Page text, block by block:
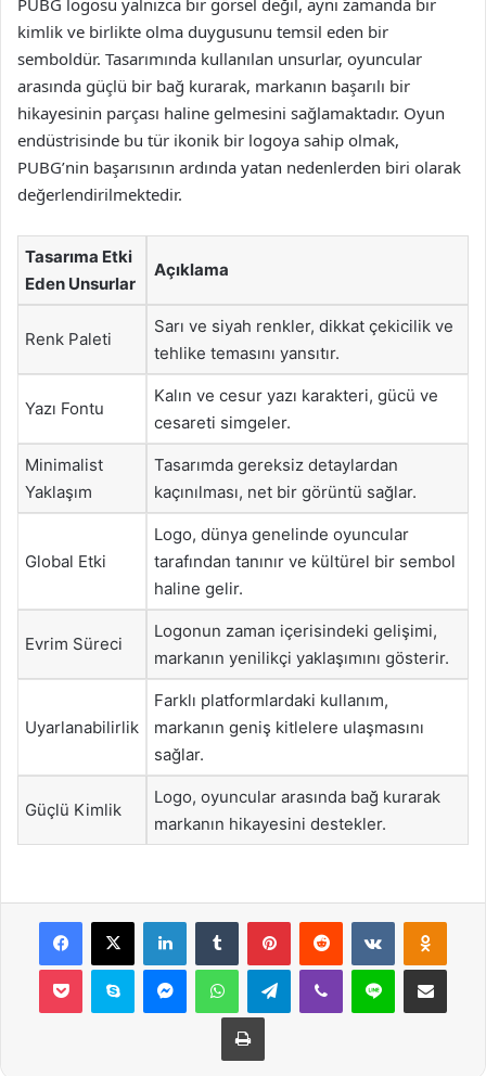
PUBG logosu yalnızca bir görsel değil, aynı zamanda bir
kimlik ve birlikte olma duygusunu temsil eden bir
semboldür. Tasarımında kullanılan unsurlar, oyuncular
arasında güçlü bir bağ kurarak, markanın başarılı bir
hikayesinin parçası haline gelmesini sağlamaktadır. Oyun
endüstrisinde bu tür ikonik bir logoya sahip olmak,
PUBG’nin başarısının ardında yatan nedenlerden biri olarak
değerlendirilmektedir.
Tasarıma Etki
Eden Unsurlar
Açıklama
Renk Paleti
Sarı ve siyah renkler, dikkat çekicilik ve
tehlike temasını yansıtır.
Yazı Fontu
Kalın ve cesur yazı karakteri, gücü ve
cesareti simgeler.
Minimalist
Yaklaşım
Tasarımda gereksiz detaylardan
kaçınılması, net bir görüntü sağlar.
Global Etki
Logo, dünya genelinde oyuncular
tarafından tanınır ve kültürel bir sembol
haline gelir.
Evrim Süreci
Logonun zaman içerisindeki gelişimi,
markanın yenilikçi yaklaşımını gösterir.
Uyarlanabilirlik
Farklı platformlardaki kullanım,
markanın geniş kitlelere ulaşmasını
sağlar.
Güçlü Kimlik
Logo, oyuncular arasında bağ kurarak
markanın hikayesini destekler.
Facebook
X LinkedInTumblr PinterestReddit VKontakte
Pocket Skype MessengerWhatsAppTelegramViber Line E-Posta ile
Yazdır